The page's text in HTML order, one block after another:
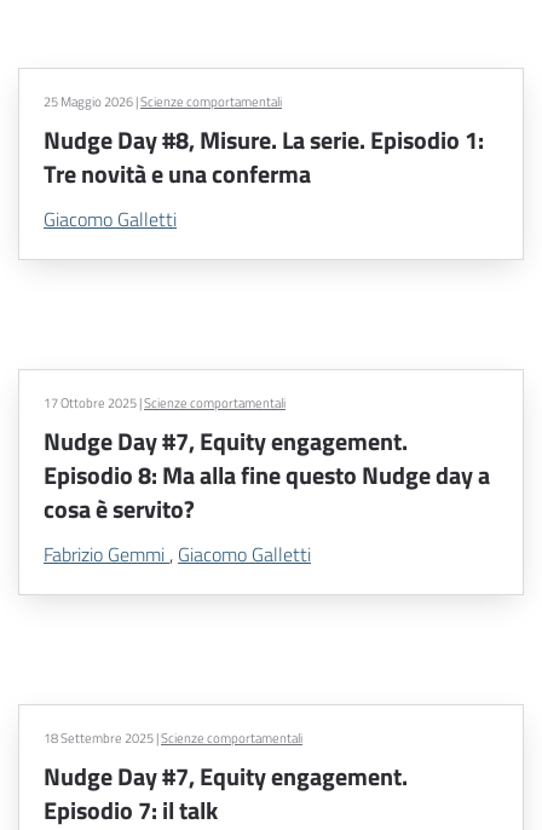
25 Maggio 2026|Scienze comportamentali
Nudge Day #8, Misure. La serie. Episodio 1:
Tre novità e una conferma
Giacomo Galletti
17 Ottobre 2025|Scienze comportamentali
Nudge Day #7, Equity engagement.
Episodio 8: Ma alla fine questo Nudge day a
cosa è servito?
Fabrizio Gemmi , Giacomo Galletti
18 Settembre 2025|Scienze comportamentali
Nudge Day #7, Equity engagement.
Episodio 7: il talk